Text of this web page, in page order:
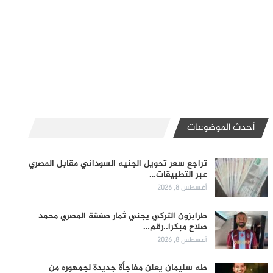
أحدث الموضوعات
تراجع سعر تحويل الجنيه السوداني مقابل المصري
عبر التطبيقات…
أغسطس 8, 2026
طرابزون التركي يجني ثمار صفقة المصري محمد
صلاح مبكرا..رقم…
أغسطس 8, 2026
طه سليمان يعلن مفاجأة جديدة لجمهوره من